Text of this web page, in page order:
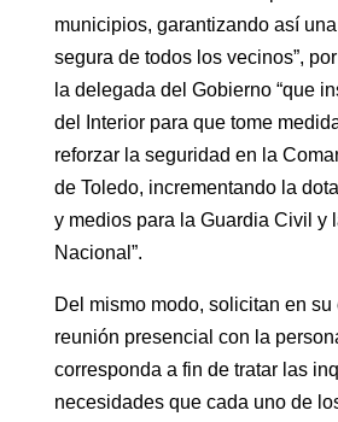
municipios, garantizando así
segura de todos los vecinos”,
la delegada del Gobierno “que
del Interior para que tome
reforzar la seguridad en la
de Toledo, incrementando la
y medios para la Guardia Civil y
Nacional”.
Del mismo modo, solicitan en su
reunión presencial con la
corresponda a fin de tratar las
necesidades que cada uno de